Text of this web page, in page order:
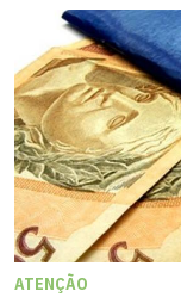
ATENÇÃO